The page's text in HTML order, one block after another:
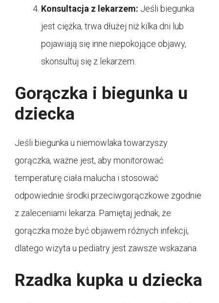
Konsultacja z lekarzem: Jeśli biegunka
jest ciężka, trwa dłużej niż kilka dni lub
pojawiają się inne niepokojące objawy,
skonsultuj się z lekarzem.
Gorączka i biegunka u
dziecka
Jeśli biegunka u niemowlaka towarzyszy
gorączka, ważne jest, aby monitorować
temperaturę ciała malucha i stosować
odpowiednie środki przeciwgorączkowe zgodnie
z zaleceniami lekarza. Pamiętaj jednak, że
gorączka może być objawem różnych infekcji,
dlatego wizyta u pediatry jest zawsze wskazana.
Rzadka kupka u dziecka